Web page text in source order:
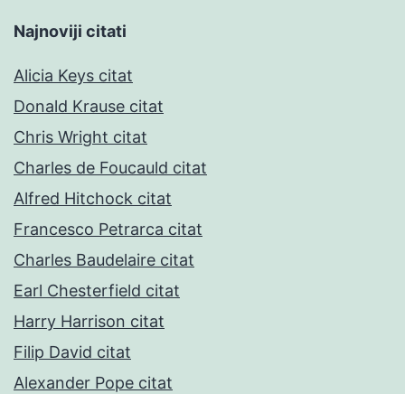
Najnoviji citati
Alicia Keys citat
Donald Krause citat
Chris Wright citat
Charles de Foucauld citat
Alfred Hitchock citat
Francesco Petrarca citat
Charles Baudelaire citat
Earl Chesterfield citat
Harry Harrison citat
Filip David citat
Alexander Pope citat